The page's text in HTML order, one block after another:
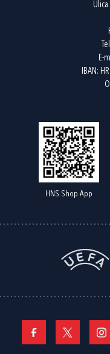
E-
IBAN:
HNS Shop App